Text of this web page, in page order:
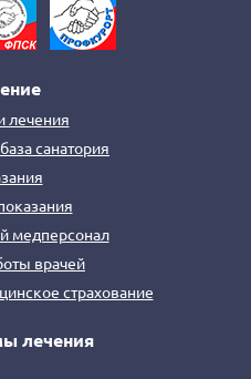
лечения
санатория
медперсонал
врачей
страхование
лечения